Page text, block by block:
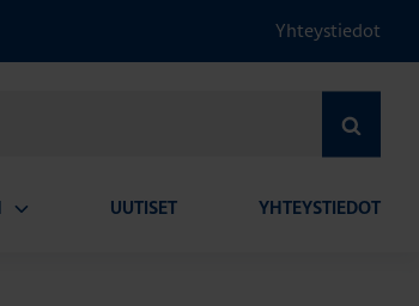
Yhteystiedot
UUTISET YHTEYSTIEDOT